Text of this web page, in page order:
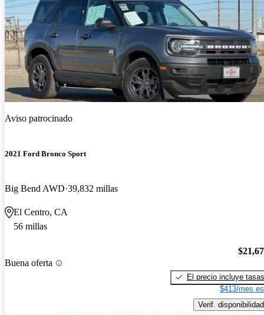
Aviso patrocinado
2021 Ford Bronco Sport
Big Bend AWD 39,832 millas
El Centro, CA
56 millas
Buena oferta
El precio incluye tasas
$413/mes
Verif. disponibilidad